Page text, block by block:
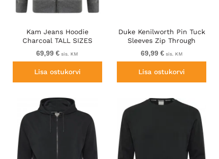
Kam Jeans Hoodie
Charcoal TALL SIZES
69,99 € sis. KM
Lisa ostukorvi
Duke Kenilworth Pin Tuck
Sleeves Zip Through
Hoodie Dark Navy TALL
69,99 €sis. KM
Lisa ostukorvi